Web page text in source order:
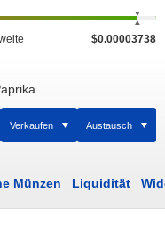
$0.00003738
Verkaufen Austausch
Münzen Liquidität